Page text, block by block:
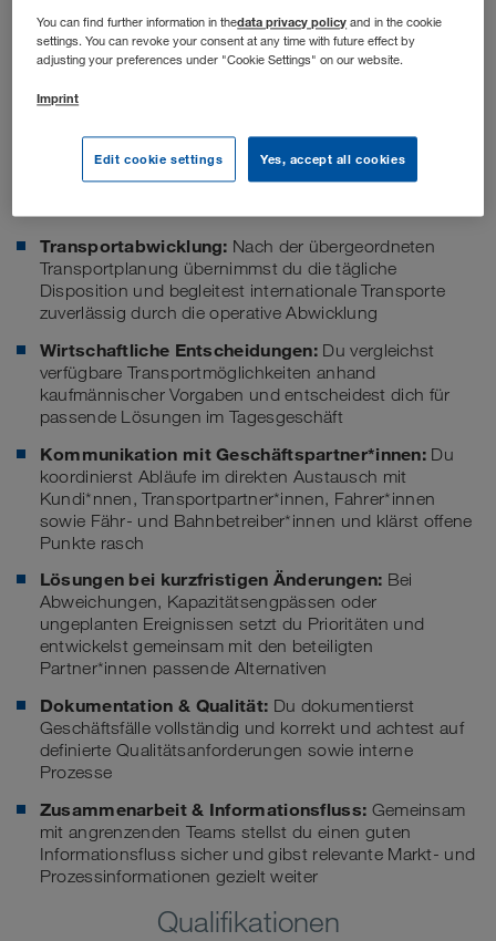
Stellenbeschreibung
Transportabwicklung: Nach der übergeordneten
Transportplanung übernimmst du die tägliche
Disposition und begleitest internationale Transporte
zuverlässig durch die operative Abwicklung
Wirtschaftliche Entscheidungen: Du vergleichst
verfügbare Transportmöglichkeiten anhand
kaufmännischer Vorgaben und entscheidest dich für
passende Lösungen im Tagesgeschäft
Kommunikation mit Geschäftspartner*innen: Du
koordinierst Abläufe im direkten Austausch mit
Kundi*nnen, Transportpartner*innen, Fahrer*innen
sowie Fähr- und Bahnbetreiber*innen und klärst offene
Punkte rasch
Lösungen bei kurzfristigen Änderungen: Bei
Abweichungen, Kapazitätsengpässen oder
ungeplanten Ereignissen setzt du Prioritäten und
entwickelst gemeinsam mit den beteiligten
Partner*innen passende Alternativen
Dokumentation & Qualität: Du dokumentierst
Geschäftsfälle vollständig und korrekt und achtest auf
definierte Qualitätsanforderungen sowie interne
Prozesse
Zusammenarbeit & Informationsfluss: Gemeinsam
mit angrenzenden Teams stellst du einen guten
Informationsfluss sicher und gibst relevante Markt- und
Prozessinformationen gezielt weiter
Qualifikationen
You can find further information in thedata privacy policy and in the cookie
settings. You can revoke your consent at any time with future effect by
adjusting your preferences under "Cookie Settings" on our website.
Imprint
Edit cookie settings Yes, accept all cookies